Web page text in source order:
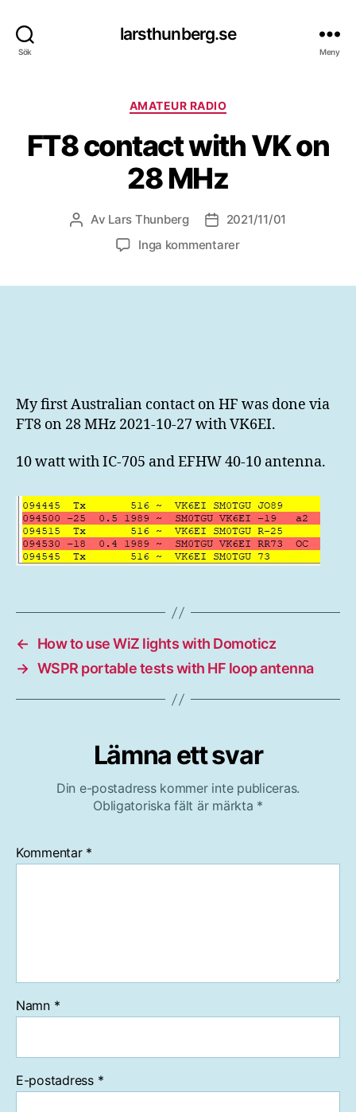
Sök
larsthunberg.se
Meny
Kategorier
AMATEUR RADIO
FT8 contact with VK on
28 MHz
Inläggsförfattare
Av Lars Thunberg Inläggsdatum
2021/11/01
Inga kommentarertill
My first Australian contact on HF was done via
FT8 on 28 MHz 2021-10-27 with VK6EI.
10 watt with IC-705 and EFHW 40-10 antenna.
←
How to use WiZ lights with Domoticz
→ WSPR portable tests with HF loop antenna
Lämna ett svar
Din e-postadress kommer inte publiceras.
Obligatoriska fält är märkta *
Kommentar *
Namn *
E-postadress *